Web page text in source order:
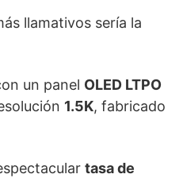
llamativos sería la
un panel OLED LTPO
1.5K, fabricado
tasa de